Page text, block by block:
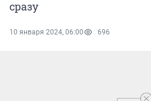
сразу
10 января 2024, 06:00 696